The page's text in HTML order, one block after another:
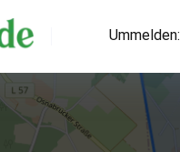
Ummelden: